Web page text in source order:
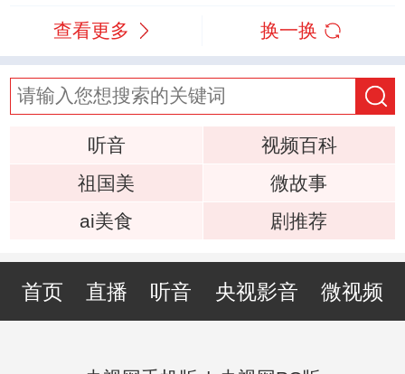
查看更多 换一换
听音
视频百科
祖国美
微故事
ai美食
剧推荐
首页 直播 听音 央视影音 微视频